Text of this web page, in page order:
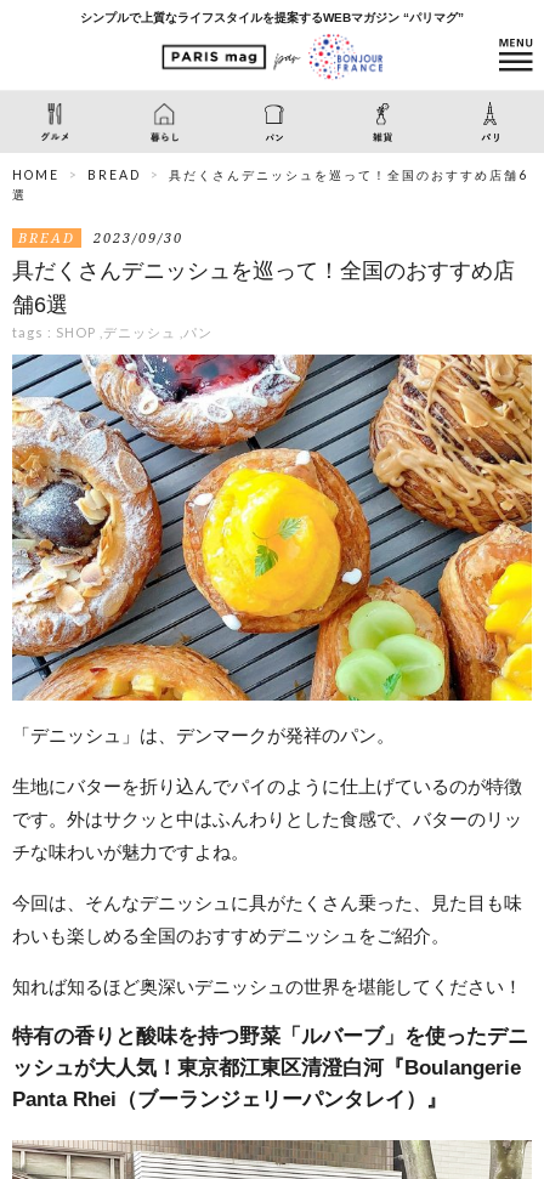
シンプルで上質なライフスタイルを提案するWEBマガジン “パリマグ”
HOME BREAD
具だくさんデニッシュを巡って！全国のおすすめ店舗6
選
BREAD 2023/09/30
具だくさんデニッシュを巡って！全国のおすすめ店
舗6選
tags : SHOP デニッシュ パン
「デニッシュ」は、デンマークが発祥のパン。
生地にバターを折り込んでパイのように仕上げているのが特徴
です。外はサクッと中はふんわりとした食感で、バターのリッ
チな味わいが魅力ですよね。
今回は、そんなデニッシュに具がたくさん乗った、見た目も味
わいも楽しめる全国のおすすめデニッシュをご紹介。
知れば知るほど奥深いデニッシュの世界を堪能してください！
特有の香りと酸味を持つ野菜「ルバーブ」を使ったデニ
ッシュが大人気！東京都江東区清澄白河『Boulangerie
Panta Rhei（ブーランジェリーパンタレイ）』